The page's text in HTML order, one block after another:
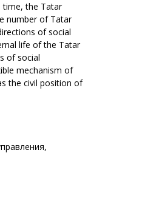
time, the Tatar
number of Tatar
of social
life of the Tatar
of social
mechanism of
the civil position of